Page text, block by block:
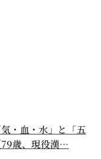
・血・水」と「五
歳、現役漢…